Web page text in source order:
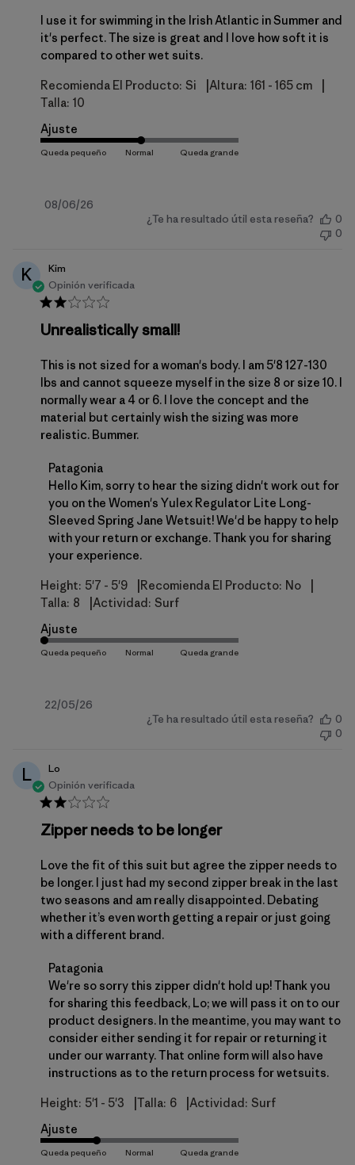
I use it for swimming in the Irish Atlantic in Summer and
it's perfect. The size is great and I love how soft it is
compared to other wet suits.
Recomienda El Producto: Si Altura: 161 - 165 cm
Talla: 10
Ajuste
Fecha
08/06/26
¿Te ha resultado útil esta reseña?
0
0
K
Kim
Opinión verificada
Unrealistically small!
This is not sized for a woman's body. I am 5'8 127-130
lbs and cannot squeeze myself in the size 8 or size 10. I
normally wear a 4 or 6. I love the concept and the
material but certainly wish the sizing was more
realistic. Bummer.
Comentarios del propietario de la tienda sobre la
Patagonia
Hello Kim, sorry to hear the sizing didn't work out for
you on the Women's Yulex Regulator Lite Long-
Sleeved Spring Jane Wetsuit! We'd be happy to help
with your return or exchange. Thank you for sharing
your experience.
Height: 5'7 - 5'9 Recomienda El Producto: No
Talla: 8 Actividad: Surf
Ajuste
Fecha
22/05/26
¿Te ha resultado útil esta reseña?
0
0
L
Lo
Opinión verificada
Zipper needs to be longer
Love the fit of this suit but agree the zipper needs to
be longer. I just had my second zipper break in the last
two seasons and am really disappointed. Debating
whether it’s even worth getting a repair or just going
with a different brand.
Comentarios del propietario de la tienda sobre la
Patagonia
We're so sorry this zipper didn't hold up! Thank you
for sharing this feedback, Lo; we will pass it on to our
product designers. In the meantime, you may want to
consider either sending it for repair or returning it
under our warranty. That online form will also have
instructions as to the return process for wetsuits.
Height: 5'1 - 5'3 Talla: 6 Actividad: Surf
Ajuste